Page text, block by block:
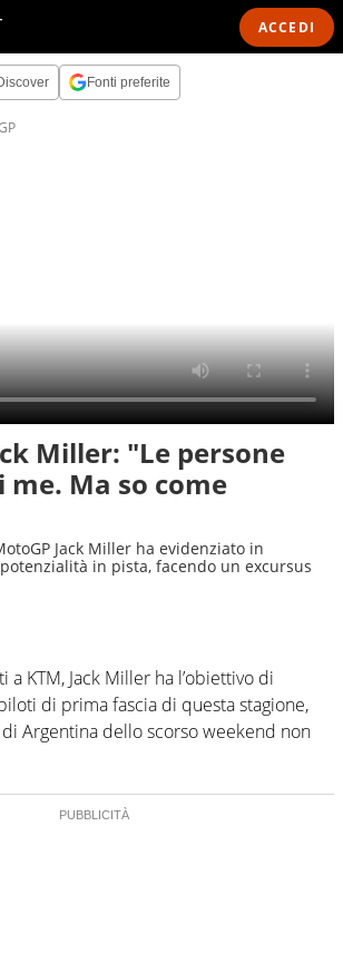
ACCEDI
Fonti preferite
Miller: "Le persone
Ma so come
Jack Miller ha evidenziato in
in pista, facendo un excursus
a KTM, Jack Miller ha l’obiettivo di
di prima fascia di questa stagione,
Argentina dello scorso weekend non